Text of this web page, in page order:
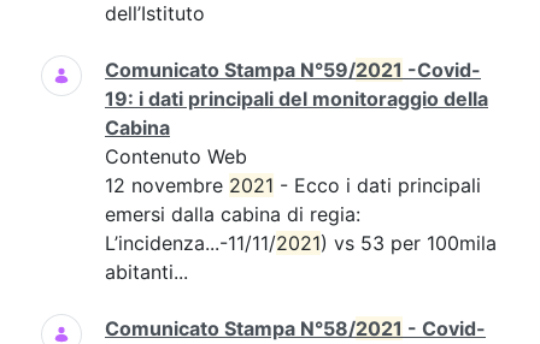
dell’Istituto
Comunicato Stampa N°59/2021 -Covid-
19: i dati principali del monitoraggio della
Cabina
Contenuto Web
12 novembre 2021 - Ecco i dati principali
emersi dalla cabina di regia:
L’incidenza...-11/11/2021) vs 53 per 100mila
abitanti...
Comunicato Stampa N°58/2021 - Covid-